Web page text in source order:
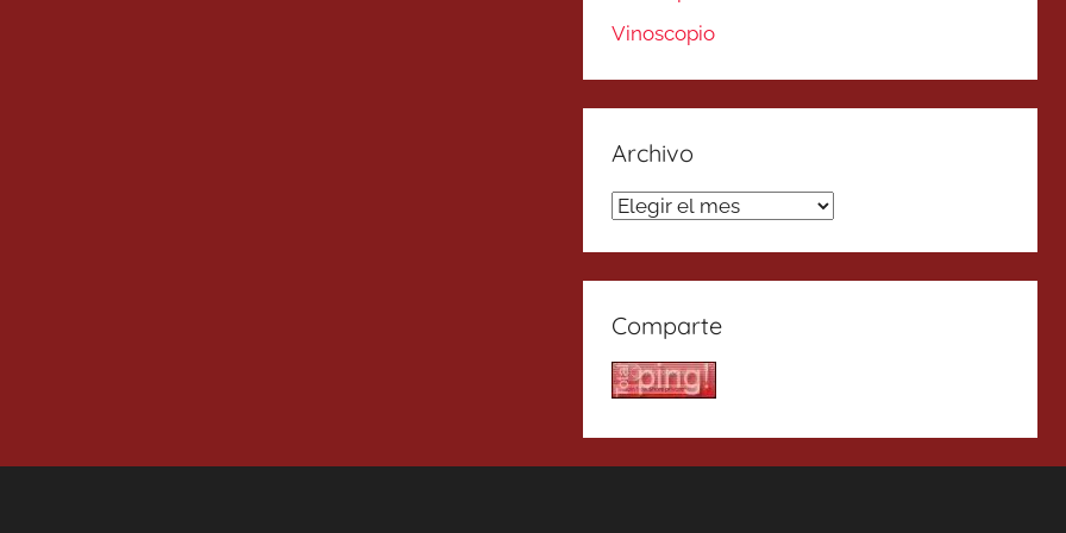
Vinoscopio
Archivo
Archivo
Comparte